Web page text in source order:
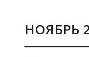
НОЯБРЬ